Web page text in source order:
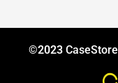
©2023 CaseStore